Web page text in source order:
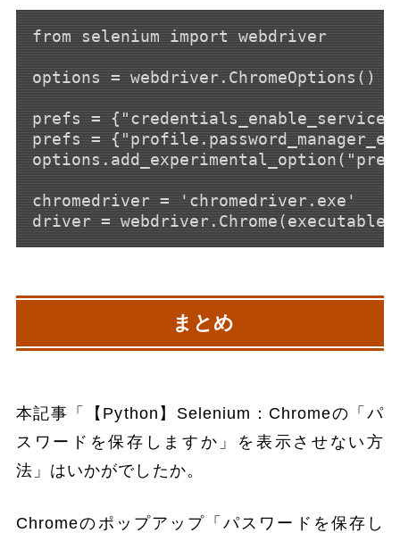
from selenium import webdriver
options = webdriver.ChromeOptions()
prefs =
prefs =
chromedriver = 'chromedriver.exe'
まとめ
本記事「【Python】Selenium：Chromeの「パ
スワードを保存しますか」を表示させない方
法」はいかがでしたか。
Chromeのポップアップ「パスワードを保存し